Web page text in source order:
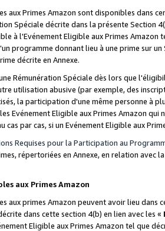
aux Primes Amazon sont disponibles dans
Spéciale décrite dans la présente Section
à l'Evénement Eligible aux Primes Amazon
programme donnant lieu à une prime sur
décrite en Annexe.
Rémunération Spéciale dès lors que
utilisation abusive (par exemple, des
la participation d'une même personne à
Evénement Eligible aux Primes Amazon qui
cas par cas, si un Evénement Eligible aux
Requises pour la Participation au
répertoriées en Annexe, en relation avec
aux Primes Amazon
aux primes Amazon peuvent avoir lieu dans
dans cette section 4(b) en lien avec les «
Eligible aux Primes Amazon tel que